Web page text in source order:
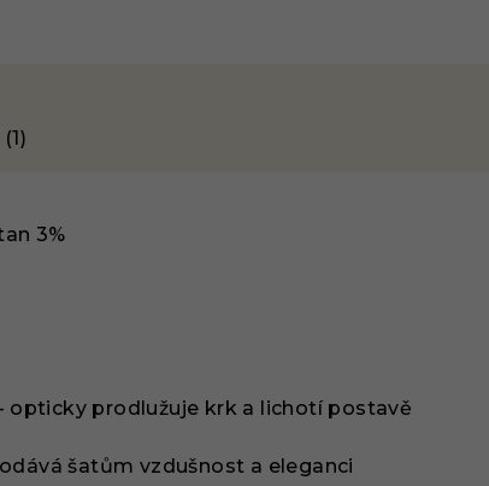
3%
opticky prodlužuje krk a lichotí postavě
šatům vzdušnost a eleganci